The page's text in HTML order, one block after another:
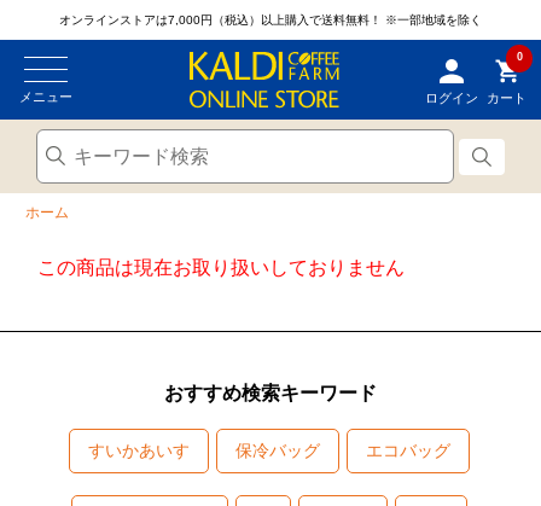
オンラインストアは7,000円（税込）以上購入で送料無料！ ※一部地域を除く
メニュー ログイン
0
カート
ホーム
この商品は現在お取り扱いしておりません
おすすめ検索キーワード
すいかあいす 保冷バッグ エコバッグ